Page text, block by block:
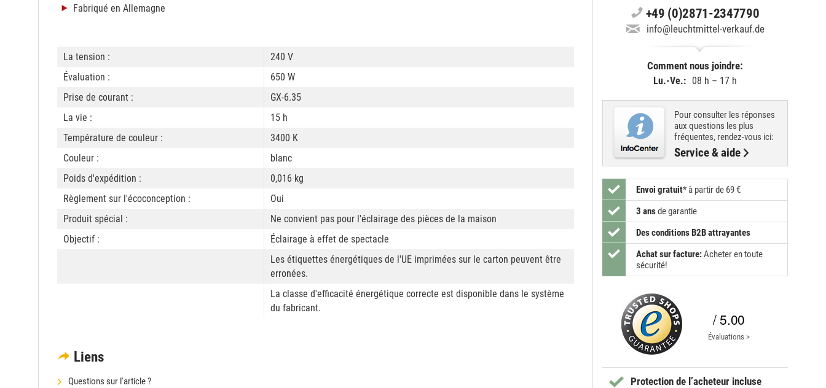
Fabriqué en Allemagne
La tension :
240 V
Évaluation :
650 W
Prise de courant :
GX-6.35
La vie :
15 h
Température de couleur :
3400 K
Couleur :
blanc
Poids d'expédition :
0,016 kg
Règlement sur l'écoconception :
Oui
Produit spécial :
Ne convient pas pour l'éclairage des pièces de la maison
Objectif :
Éclairage à effet de spectacle
Les étiquettes énergétiques de l'UE imprimées sur le carton peuvent être
erronées.
La classe d'efficacité énergétique correcte est disponible dans le système
du fabricant.
Liens
Questions sur l'article ?
+49 (0)2871-2347790
info@leuchtmittel-verkauf.de
Comment nous joindre:
Lu.-Ve.: 08 h – 17 h
Pour consulter les réponses
aux questions les plus
fréquentes, rendez-vous ici:
Service & aide
Envoi gratuit* à partir de 69 €
3 ansde garantie
Des conditions B2B attrayantes
Achat sur facture:Acheter en toute
sécurité!
/ 5.00
Évaluations >
Protection de l’acheteur incluse